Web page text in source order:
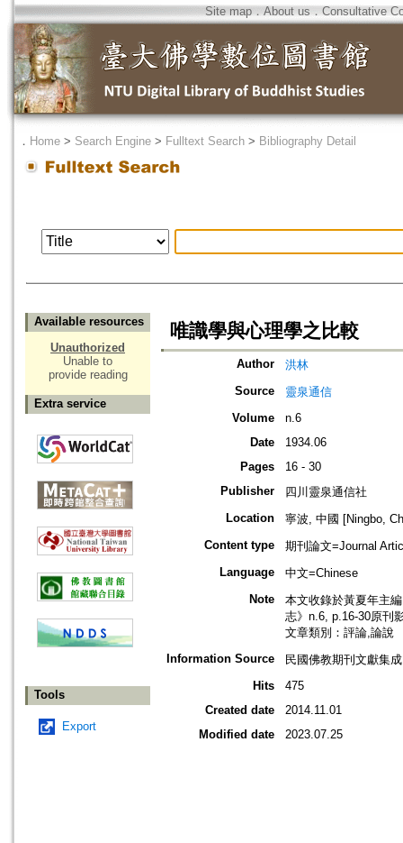
Site map．About us ． Consultative
． Home > Search Engine > Fulltext Search > Bibliography Detail
Available resources
Unauthorized
Unable to
provide reading
Extra service
Tools
Export
唯識學與心理學之比較
Author
洪林
Source
靈泉通信
Volume
n.6
Date
1934.06
Pages
16 - 30
Publisher
四川靈泉通信社
Location
寧波, 中國 [Ningbo,
Content type
期刊論文=Journal
Language
中文=Chinese
Note
本文收錄於黃夏年主
志》n.6, p.16-30原刊
文章類別：評論,論說
Information Source
民國佛教期刊文獻集
Hits
475
Created date
2014.11.01
Modified date
2023.07.25